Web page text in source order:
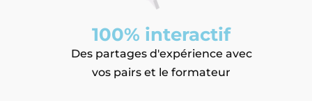
100% interactif
Des partages d'expérience avec
vos pairs et le formateur